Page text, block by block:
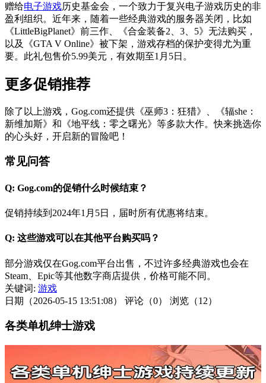
赠给电子游戏历史基金会，一个致力于复兴电子游戏历史的非
盈利组织。近年来，随着一些经典游戏的服务器关闭，比如
《LittleBigPlanet》前三作、《合金装备2、3、5》无法购买，
以及《GTA V Online》被下架，游戏存档的保护变得尤为重
要。此礼包售价5.99美元，有效期至1月5日。
更多促销推荐
除了以上游戏，Gog.com还提供《巫师3：狂猎》、《辐she：
新维加斯》和《地平线：零之曙光》等多款大作。快来挑选你
的心头好，开启新的冒险吧！
常见问答
Q: Gog.com的促销什么时候结束？
促销持续到2024年1月5日，届时所有优惠将结束。
Q: 这些游戏可以在其他平台购买吗？
部分游戏仅在Gog.com平台出售，不过许多经典游戏也会在
Steam、Epic等其他数字商店提供，价格可能不同。
关键词: 游戏
日期（2026-05-15 13:51:08）
评论（0） 浏览（12）
各类单机绅士游戏